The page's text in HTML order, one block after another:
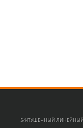
54-ПУШЕЧНЫЙ ЛИНЕЙНЫЙ